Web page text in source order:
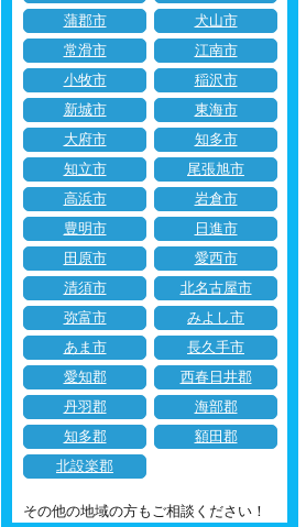
蒲郡市
犬山市
常滑市
江南市
小牧市
稲沢市
新城市
東海市
大府市
知多市
知立市
尾張旭市
高浜市
岩倉市
豊明市
日進市
田原市
愛西市
清須市
北名古屋市
弥富市
みよし市
あま市
長久手市
愛知郡
西春日井郡
丹羽郡
海部郡
知多郡
額田郡
北設楽郡
その他の地域の方もご相談ください！